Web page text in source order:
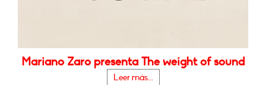
Mariano Zaro presenta The weight of sound
Leer más...